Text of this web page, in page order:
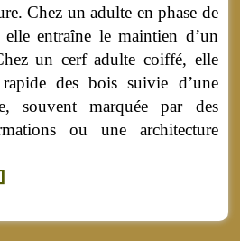
Chez un adulte en phase de
elle entraîne le maintien d’un
un cerf adulte coiffé, elle
des bois suivie d’une
souvent marquée par des
ou une architecture